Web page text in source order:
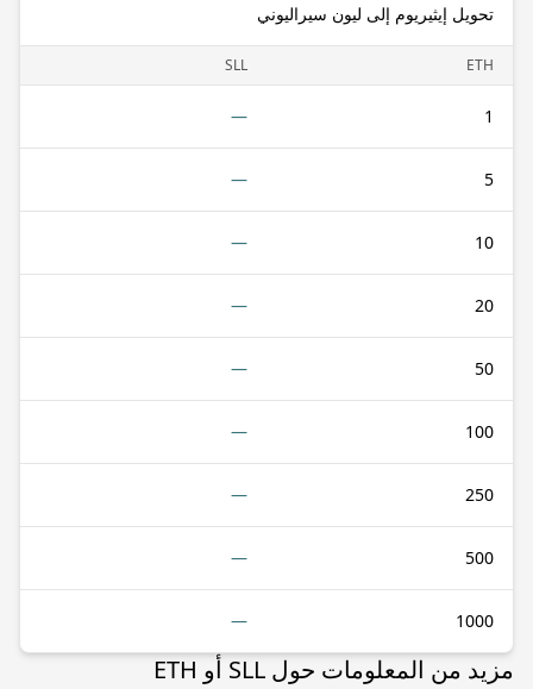
تحويل إيثيريوم إلى ليون سيراليوني
ETH
SLL
1
—
5
—
10
—
20
—
50
—
100
—
250
—
500
—
1000
—
مزيد من المعلومات حول SLL أو ETH